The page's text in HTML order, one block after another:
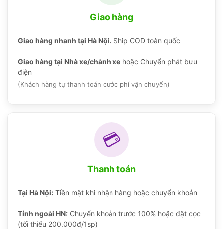
Giao hàng
Giao hàng nhanh tại Hà Nội. Ship COD toàn quốc
Giao hàng tại Nhà xe/chành xe hoặc Chuyển phát bưu
điện
(Khách hàng tự thanh toán cước phí vận chuyển)
💳
Thanh toán
Tại Hà Nội: Tiền mặt khi nhận hàng hoặc chuyển khoản
Tỉnh ngoài HN: Chuyển khoản trước 100% hoặc đặt cọc
(tối thiểu 200.000đ/1sp)